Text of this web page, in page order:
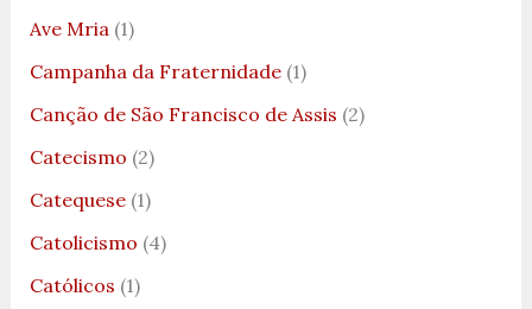
Ave Mria(1)
Campanha da Fraternidade(1)
Canção de São Francisco de Assis (2)
Catecismo (2)
Catequese(1)
Catolicismo (4)
Católicos (1)